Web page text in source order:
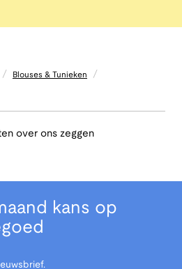
/ Blouses & Tunieken /
over ons zeggen
kans op